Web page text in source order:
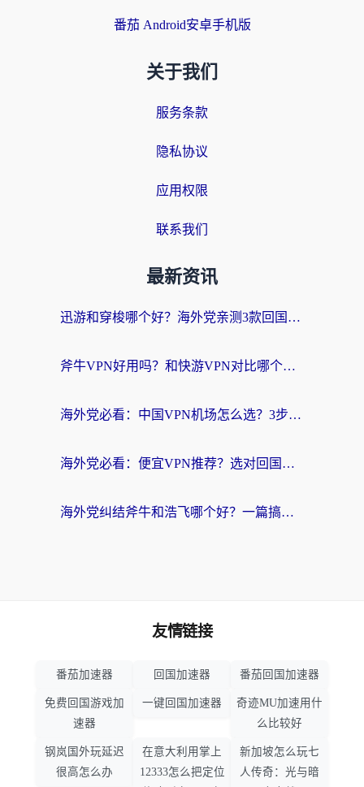
番茄 Android安卓手机版
关于我们
服务条款
隐私协议
应用权限
联系我们
最新资讯
迅游和穿梭哪个好？海外党亲测3款回国加速器+手游加速对比，附避坑指南
斧牛VPN好用吗？和快游VPN对比哪个回国效果更好？马来西亚留学生亲测分享
海外党必看：中国VPN机场怎么选？3步教你无缝访问国内资源（附避坑指南）
海外党必看：便宜VPN推荐？选对回国加速器才能无缝刷国内剧玩国服
海外党纠结斧牛和浩飞哪个好？一篇搞定回国加速器选择+无缝访问国内资源指南
友情链接
番茄加速器 回国加速器 番茄回国加速器
免费回国游戏加
速器
一键回国加速器
奇迹MU加速用什
么比较好
钢岚国外玩延迟
很高怎么办
在意大利用掌上
12333怎么把定位
新加坡怎么玩七
人传奇：光与暗